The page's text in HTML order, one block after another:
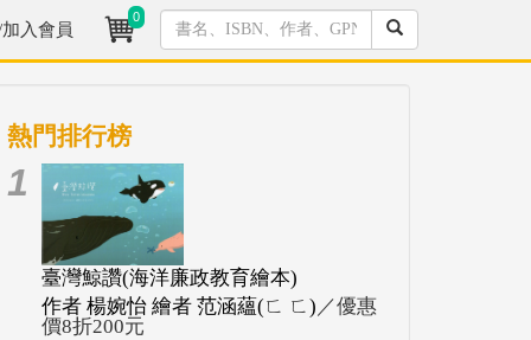
入會員
0
熱門排行榜
1
臺灣鯨讚(海洋廉政教育繪本)
作者 楊婉怡 繪者 范涵蘊(ㄈ ㄈ) ／優惠
價8折200元